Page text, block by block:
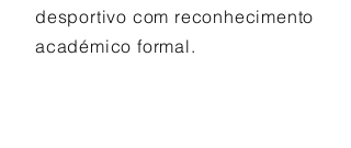
desportivo com reconhecimento
académico formal.